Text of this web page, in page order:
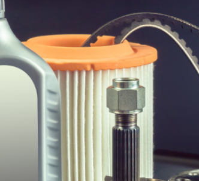
AV/AR
amortisseur
Compresseur
Condenseur
Électrovanne
Évaporateur
Mano
Thermostat d’eau
Sonde de température